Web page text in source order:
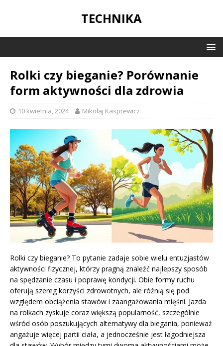
TECHNIKA
Rolki czy bieganie? Porównanie
form aktywności dla zdrowia
10 kwietnia, 2024 Mikołaj Kasprewicz
Rolki czy bieganie? To pytanie zadaje sobie wielu entuzjastów
aktywności fizycznej, którzy pragną znaleźć najlepszy sposób
na spędzanie czasu i poprawę kondycji. Obie formy ruchu
oferują szereg korzyści zdrowotnych, ale różnią się pod
względem obciążenia stawów i zaangażowania mięśni. Jazda
na rolkach zyskuje coraz większą popularność, szczególnie
wśród osób poszukujących alternatywy dla biegania, ponieważ
angażuje więcej partii ciała, a jednocześnie jest łagodniejsza